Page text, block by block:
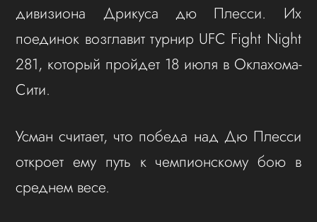
дивизиона Дрикуса дю Плесси. Их
поединок возглавит турнир UFC Fight Night
281, который пройдет 18 июля в Оклахома-
Сити.
Усман считает, что победа над Дю Плесси
откроет ему путь к чемпионскому бою в
среднем весе.